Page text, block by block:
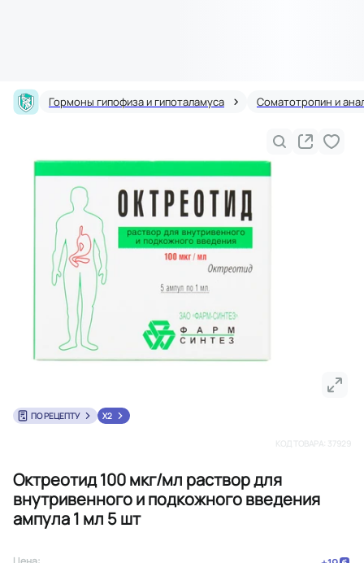
Гормоны гипофиза и гипоталамуса Соматотропин и
Октреотид 100 мкг/мл раствор для
внутривенного и подкожного введения
ампула 1 мл 5 шт
ПО РЕЦЕПТУ X2